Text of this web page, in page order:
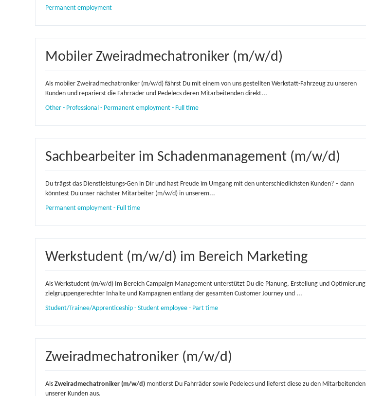
Permanent employment
Mobiler Zweiradmechatroniker (m/w/d)
Als mobiler Zweiradmechatroniker (m/w/d) fährst Du mit einem von uns gestellten Werkstatt-Fahrzeug zu unseren
Kunden und reparierst die Fahrräder und Pedelecs deren Mitarbeitenden direkt...
Other - Professional - Permanent employment - Full time
Sachbearbeiter im Schadenmanagement (m/w/d)
Du trägst das Dienstleistungs-Gen in Dir und hast Freude im Umgang mit den unterschiedlichsten Kunden? – dann
könntest Du unser nächster Mitarbeiter (m/w/d) in unserem...
Permanent employment - Full time
Werkstudent (m/w/d) im Bereich Marketing
Als Werkstudent (m/w/d) Im Bereich Campaign Management unterstützt Du die Planung, Erstellung und Optimierung
zielgruppengerechter Inhalte und Kampagnen entlang der gesamten Customer Journey und ...
Student/Trainee/Apprenticeship - Student employee - Part time
Zweiradmechatroniker (m/w/d)
Als Zweiradmechatroniker (m/w/d) montierst Du Fahrräder sowie Pedelecs und lieferst diese zu den Mitarbeitenden
unserer Kunden aus.